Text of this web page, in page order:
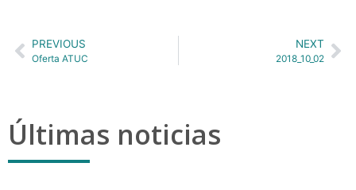
PREVIOUS
Oferta ATUC
NEXT
2018_10_02
Últimas noticias